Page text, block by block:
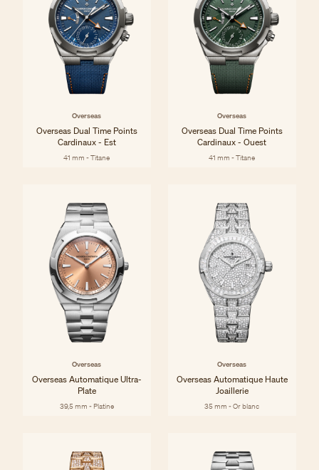
Overseas
Overseas Dual Time Points
Cardinaux - Est
41 mm - Titane
Overseas
Overseas Dual Time Points
Cardinaux - Ouest
41 mm - Titane
Overseas
Overseas Automatique Ultra-
Plate
39,5 mm - Platine
Overseas
Overseas Automatique Haute
Joaillerie
35 mm - Or blanc